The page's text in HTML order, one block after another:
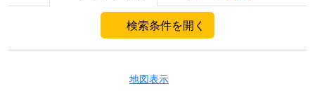
検索条件を開く
地図表示